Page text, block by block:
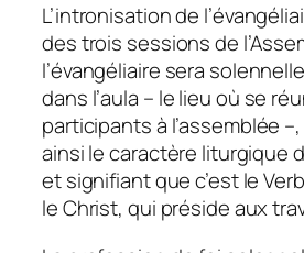
L’intronisation de
des trois sessions de
l’évangéliaire sera
dans l’aula – le lieu où se
participants à l’assemblée
ainsi le caractère liturgique
et signifiant que c’est le
le Christ, qui préside aux